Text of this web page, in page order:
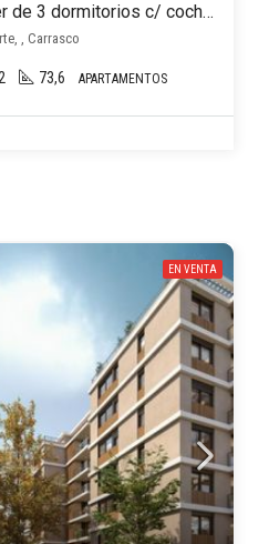
Apartamento en alquiler de 3 dormitorios c/ cochera en Carrasco
, Carrasco
2 73,6 APARTAMENTOS
EN VENTA